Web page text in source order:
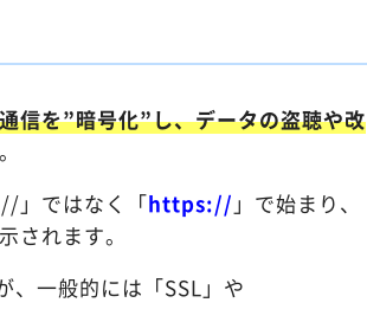
信を”暗号化”し、データの盗聴や改
」ではなく「https:// 」で始まり、
されます。
、一般的には「SSL」や